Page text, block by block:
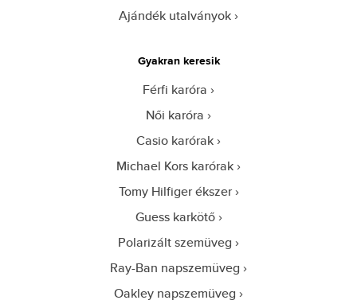
Ajándék utalványok
Gyakran keresik
Férfi karóra
Női karóra
Casio karórak
Michael Kors karórak
Tomy Hilfiger ékszer
Guess karkötő
Polarizált szemüveg
Ray-Ban napszemüveg
Oakley napszemüveg